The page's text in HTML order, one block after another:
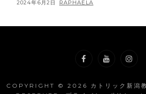
POSTED
2024年6月2日 BY
RAPHAELA
COPYRIGHT © 2026 カトリック新潟